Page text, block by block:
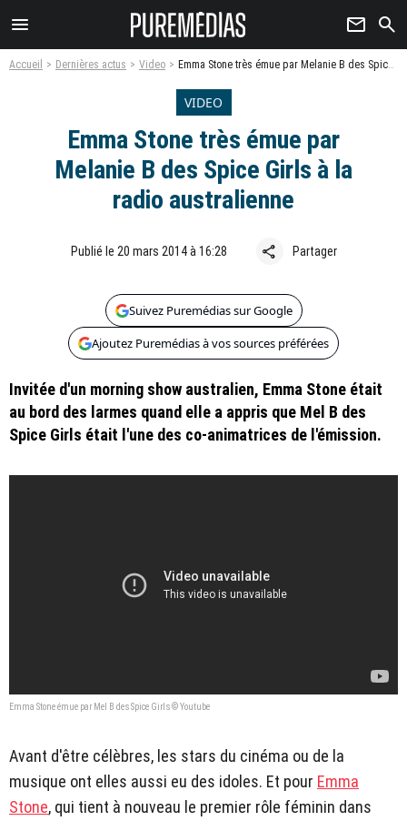
menu newsletter search
Accueil Dernières actus Video Emma Stone très émue par Melanie B des Spice Girls à la radio australienne
VIDEO
Emma Stone très émue par
Melanie B des Spice Girls à la
radio australienne
Publié le 20 mars 2014 à 16:28 share Partager
Suivez Puremédias sur Google
Ajoutez Puremédias à vos sources préférées
Invitée d'un morning show australien, Emma Stone était
au bord des larmes quand elle a appris que Mel B des
Spice Girls était l'une des co-animatrices de l'émission.
Emma Stone émue par Mel B des Spice Girls © Youtube
Avant d'être célèbres, les stars du cinéma ou de la
musique ont elles aussi eu des idoles. Et pour Emma
Stone, qui tient à nouveau le premier rôle féminin dans